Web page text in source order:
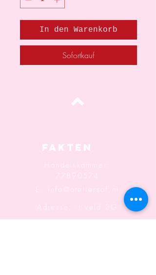
In den Warenkorb
Sofortkauf
Fakten
Handelskammer:
77890574
info@ateliersaf.nl
Adresse: 't veld 3G